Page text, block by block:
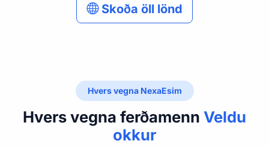
Skoða öll lönd
Hvers vegna NexaEsim
Hvers vegna ferðamenn Veldu
okkur